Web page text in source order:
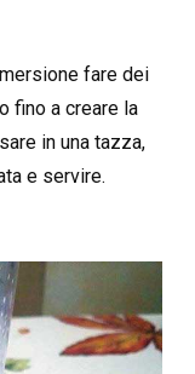
fare dei
fino a creare la
in una tazza,
e servire.